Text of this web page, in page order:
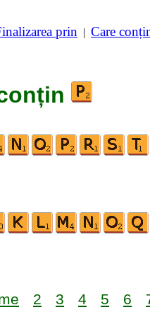
prin | Care
2 3 4 5 6